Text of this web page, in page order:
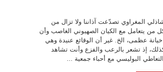
المغراوي تصدّعت آذاننا ولا تزال من
من يتعامل مع الكيان الصهيوني الغاصب وأن
خيانة عظمى، الخ. غير أن الوقائع عنيدة وهي
إذ تشعر بالرعب والفزع وأنت تشاهد
البوليسي مع أحباء جمعية ...